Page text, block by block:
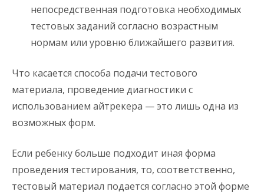
непосредственная подготовка необходимых
тестовых заданий согласно возрастным
нормам или уровню ближайшего развития.
Что касается способа подачи тестового
материала, проведение диагностики с
использованием айтрекера — это лишь одна из
возможных форм.
Если ребенку больше подходит иная форма
проведения тестирования, то, соответственно,
тестовый материал подается согласно этой форме